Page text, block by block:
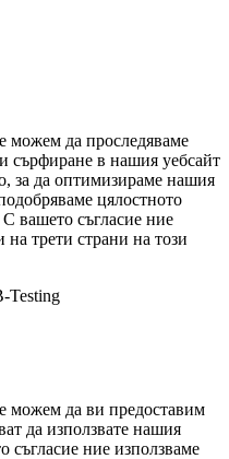
можем да проследяваме
сърфиране в нашия уебсайт
за да оптимизираме нашия
цялостното
вашето съгласие ние
на трети страни на този
Testing
можем да ви предоставим
да използвате нашия
съгласие ние използваме